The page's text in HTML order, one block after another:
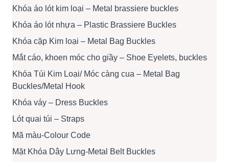
Khóa áo lót kim loại – Metal brassiere buckles
Khóa áo lót nhựa – Plastic Brassiere Buckles
Khóa cặp Kim loại – Metal Bag Buckles
Mắt cáo, khoen móc cho giầy – Shoe Eyelets, buckles
Khóa Túi Kim Loại/ Móc càng cua – Metal Bag
Buckles/Metal Hook
Khóa váy – Dress Buckles
Lót quai túi – Straps
Mã màu-Colour Code
Mặt Khóa Dây Lưng-Metal Belt Buckles